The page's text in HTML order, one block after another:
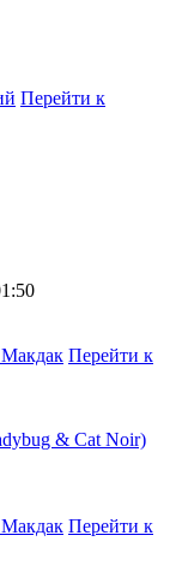
Перейти к
Перейти к
& Cat Noir)
Перейти к